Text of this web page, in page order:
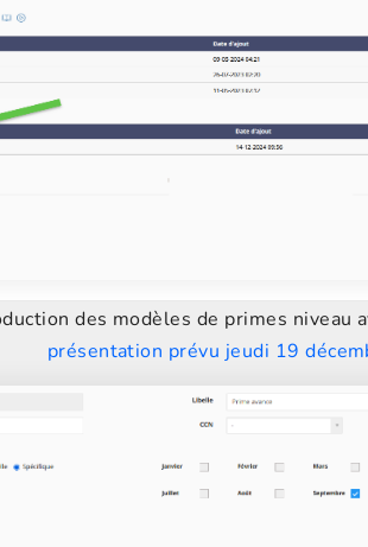
des modèles de primes niveau
présentation prévu jeudi 19